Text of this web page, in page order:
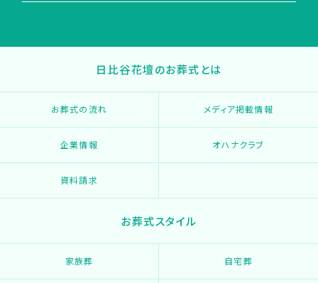
日比谷花壇のお葬式とは
お葬式の流れ メディア掲載情報
企業情報 オハナクラブ
資料請求
お葬式スタイル
家族葬 自宅葬